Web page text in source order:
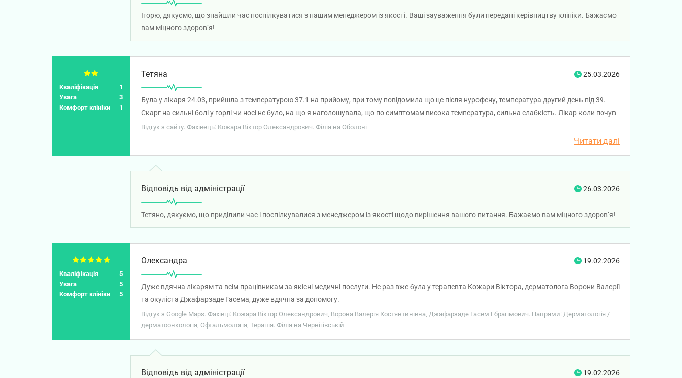
Ігорю, дякуємо, що знайшли час поспілкуватися з нашим менеджером із якості. Ваші зауваження були передані керівництву клініки. Бажаємо
вам міцного здоров’я!
Кваліфікація
1
Увага
3
Комфорт клініки
1
Тетяна 25.03.2026
Була у лікаря 24.03, прийшла з температурою 37.1 на прийому, при тому повідомила що це після нурофену, температура другий день під 39.
Скарг на сильні болі у горлі чи носі не було, на що я наголошувала, що по симптомам висока температура, сильна слабкість. Лікар коли почув
що я по страховій відправив ще до лора . Хоча симптомів у мене не було ! Лікарняний дуже не охоче відкрив на три дні при тому перепитавши
чи офіційно працюю. Тобто з температурою 39 я три дні мала лікуватись при тому один день відвідавши лора, інший він же наголосив що
Відвідавши таки лора я просто отримала інформацію робіть що вказав терапевт, але нащо тоді він мене відправляв !! Хворій людині не дуже є
сила ходити щодня до лікарні ! До лора міг направити якби не було динаміки його лікування, а не отак відразу !
Відгук з сайту. Фахівець: Кожара Віктор Олександрович. Філія на Оболоні
Читати далі
Відповідь від адміністрації 26.03.2026
Тетяно, дякуємо, що приділили час і поспілкувалися з менеджером із якості щодо вирішення вашого питання. Бажаємо вам міцного здоров’я!
Кваліфікація
5
Увага
5
Комфорт клініки
5
Олександра 19.02.2026
Дуже вдячна лікарям та всім працівникам за якісні медичні послуги. Не раз вже була у терапевта Кожари Віктора, дерматолога Ворони Валерії
та окуліста Джафарзаде Гасема, дуже вдячна за допомогу.
Відгук з Google Maps. Фахівці: Кожара Віктор Олександрович, Ворона Валерія Костянтинівна, Джафарзаде Гасем Ебрагімович. Напрями: Дерматологія /
дерматоонкологія, Офтальмологія, Терапія. Філія на Чернігівській
Відповідь від адміністрації 19.02.2026